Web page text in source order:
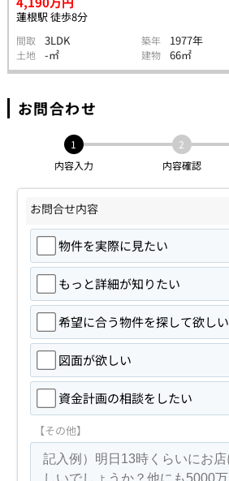
蓮根駅 徒歩8分
間取 3LDK 築年 1977年
土地 -㎡ 建物 66㎡
お問合わせ
1
内容入力
2
内容確認
お問合せ内容
物件を実際に見たい
もっと詳細が知りたい
希望に合う物件を探して欲しい
図面が欲しい
資金計画の相談をしたい
【その他】